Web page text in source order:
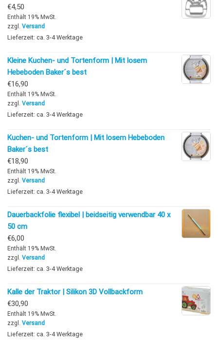
€4,50
Enthält 19% MwSt.
zzgl. Versand
Lieferzeit: ca. 3-4 Werktage
Kleine Kuchen- und Tortenform | Mit losem
Hebeboden Baker´s best
€16,90
Enthält 19% MwSt.
zzgl. Versand
Lieferzeit: ca. 3-4 Werktage
Kuchen- und Tortenform | Mit losem Hebeboden
Baker´s best
€18,90
Enthält 19% MwSt.
zzgl. Versand
Lieferzeit: ca. 3-4 Werktage
Dauerbackfolie flexibel | beidseitig verwendbar 40 x
50 cm
€6,00
Enthält 19% MwSt.
zzgl. Versand
Lieferzeit: ca. 3-4 Werktage
Kalle der Traktor | Silikon 3D Vollbackform
€30,90
Enthält 19% MwSt.
zzgl. Versand
Lieferzeit: ca. 3-4 Werktage